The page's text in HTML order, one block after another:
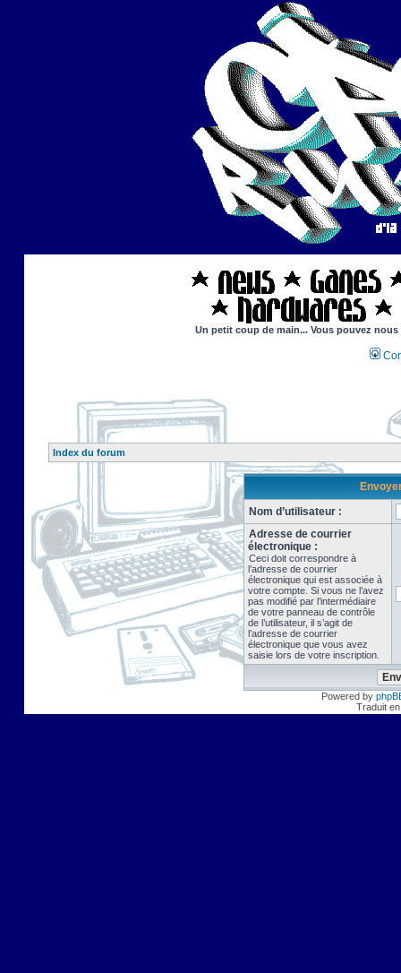
Un petit coup de main... Vous pouvez
Index du forum
Nom d’utilisateur :
Adresse de courrier
électronique :
Ceci doit correspondre à
l’adresse de courrier
électronique qui est associée à
votre compte. Si vous ne l’avez
pas modifié par l’intermédiaire
de votre panneau de contrôle
de l’utilisateur, il s’agit de
l’adresse de courrier
électronique que vous avez
saisie lors de votre inscription.
Powered by
Traduit